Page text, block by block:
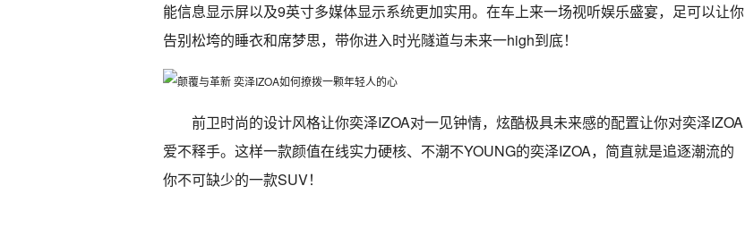
能信息显示屏以及9英寸多媒体显示系统更加实用。在车上来一场视听娱乐盛宴，足可以让你
告别松垮的睡衣和席梦思，带你进入时光隧道与未来一high到底！
前卫时尚的设计风格让你奕泽IZOA对一见钟情，炫酷极具未来感的配置让你对奕泽IZOA
爱不释手。这样一款颜值在线实力硬核、不潮不YOUNG的奕泽IZOA，简直就是追逐潮流的
你不可缺少的一款SUV！